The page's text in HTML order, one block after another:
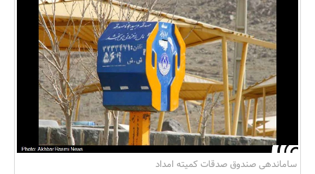
بانک، بیمه و سرمایه
مسکن و ساختمان
ساماندهی صندوق صدقات کمیته امداد